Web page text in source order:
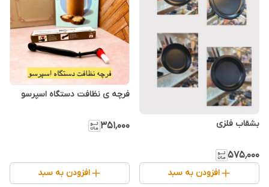
۵۷۵٬۰۰۰
افزودن به سبد
فرچه ی نظافت دستگاه اسپرسو
۳۵۱٬۰۰۰
افزودن به سبد